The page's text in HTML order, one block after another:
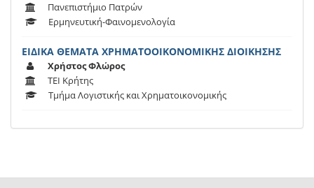
Πανεπιστήμιο Πατρών
Ερμηνευτική-Φαινομενολογία
ΕΙΔΙΚΑ ΘΕΜΑΤΑ ΧΡΗΜΑΤΟΟΙΚΟΝΟΜΙΚΗΣ ΔΙΟΙΚΗΣΗΣ
Χρήστος Φλώρος
ΤΕΙ Κρήτης
Τμήμα Λογιστικής και Χρηματοικονομικής